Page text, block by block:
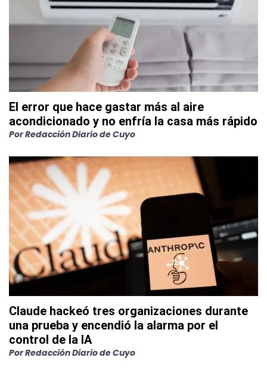
El error que hace gastar más al aire
acondicionado y no enfría la casa más rápido
PorRedacción Diario de Cuyo
Claude hackeó tres organizaciones durante
una prueba y encendió la alarma por el
control de la IA
PorRedacción Diario de Cuyo